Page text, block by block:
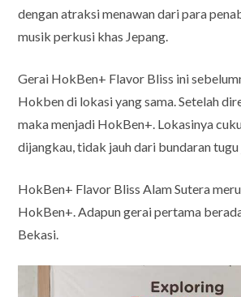
dengan atraksi menawan dari para
musik perkusi khas Jepang.
Gerai HokBen+ Flavor Bliss ini
Hokben di lokasi yang sama. Setelah
maka menjadi HokBen+. Lokasinya
dijangkau, tidak jauh dari bundaran tugu
HokBen+ Flavor Bliss Alam Sutera
HokBen+. Adapun gerai pertama
Bekasi.